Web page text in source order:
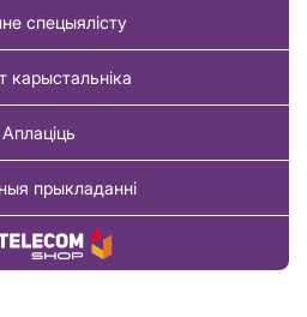
спецыялісту
карыстальніка
Аплаціць
прыкладанні
тавар